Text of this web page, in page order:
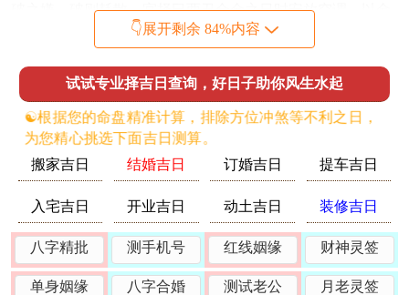
破之嫌，破则耗散，宜择巳酉丑合金之日时安放空调，以金
制木护土；坐西朝东之兑宅，丙午流年与兑宫酉金有午酉相
金为妙。
神煞为你在此年安放空调中尤为关键。太岁位于正南，岁破
在正北，凡安放空调之外机位置若在宅之南北两端，需择天
德、月德、三合、六盒等吉神当值之日，方可化解太岁之
力。
尤须留意的是丙午年五黄煞飞临中宫。二黑病符星飞入西北
乾宫，若空调安放位置恰在宅之中心地方或西北方位，则需
择取年月紫白星中一白、六白当令之时且以申子辰日水局制
👇展开剩余 84%内容
试试专业择吉日查询，好日子助你风生水起
☯️根据您的命盘精准计算，排除方位冲煞等不利之日，
为您精心挑选下面吉日测算。
搬家吉日 结婚吉日 订婚吉日 提车吉日
入宅吉日 开业吉日 动土吉日 装修吉日
八字精批 测手机号 红线姻缘 财神灵签
单身姻缘 八字合婚 测试老公 月老灵签